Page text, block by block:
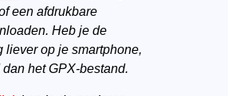
een afdrukbare
Heb je de
liever op je smartphone,
het GPX-bestand.